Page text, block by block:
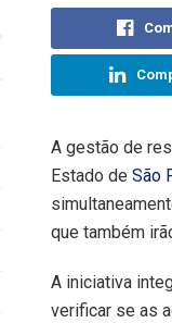
A gestão de
Estado de São
que também
A iniciativa
verificar se as